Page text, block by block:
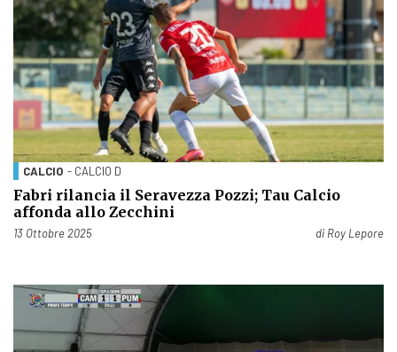
CALCIO - CALCIO D
Fabri rilancia il Seravezza Pozzi; Tau Calcio
affonda allo Zecchini
Pubblicato il
13 Ottobre 2025 di Roy Lepore